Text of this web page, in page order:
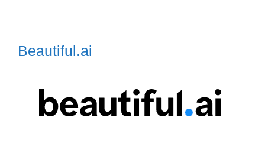
Beautiful.ai